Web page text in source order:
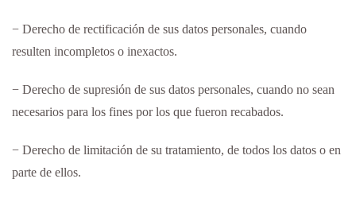
− Derecho de rectificación de sus datos personales, cuando
resulten incompletos o inexactos.
− Derecho de supresión de sus datos personales, cuando no sean
necesarios para los fines por los que fueron recabados.
− Derecho de limitación de su tratamiento, de todos los datos o en
parte de ellos.